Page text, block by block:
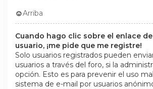
Arriba
Cuando hago clic sobre el enlace
usuario, ¡me pide que me registre!
Solo usuarios registrados pueden
usuarios a través del foro, si la
opción. Esto es para prevenir el uso
sistema de e-mail por usuarios